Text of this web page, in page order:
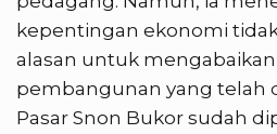
kepentingan ekonomi
alasan untuk
pembangunan yang telah
Pasar Snon Bukor sudah